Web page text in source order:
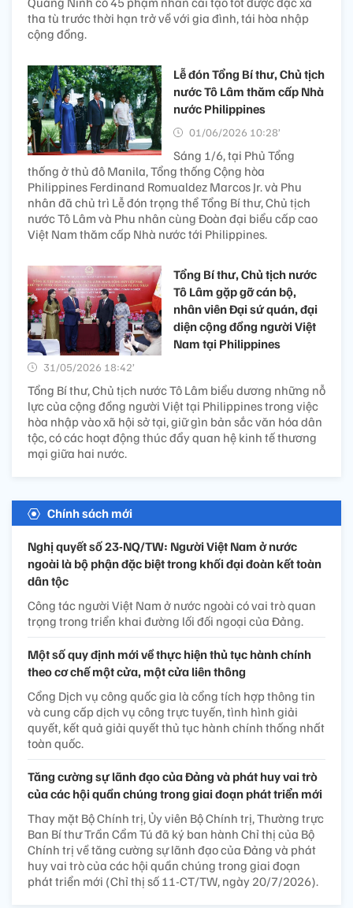
tha tù trước thời hạn trở về với gia đình, tái hòa nhập
cộng đồng.
Lễ đón Tổng Bí thư, Chủ tịch
nước Tô Lâm thăm cấp Nhà
nước Philippines
01/06/2026 10:28’
Sáng 1/6, tại Phủ Tổng
thống ở thủ đô Manila, Tổng thống Cộng hòa
Philippines Ferdinand Romualdez Marcos Jr. và Phu
nhân đã chủ trì Lễ đón trọng thể Tổng Bí thư, Chủ tịch
nước Tô Lâm và Phu nhân cùng Đoàn đại biểu cấp cao
Việt Nam thăm cấp Nhà nước tới Philippines.
Tổng Bí thư, Chủ tịch nước
Tô Lâm gặp gỡ cán bộ,
nhân viên Đại sứ quán, đại
diện cộng đồng người Việt
Nam tại Philippines
31/05/2026 18:42’
Tổng Bí thư, Chủ tịch nước Tô Lâm biểu dương những nỗ
lực của cộng đồng người Việt tại Philippines trong việc
hòa nhập vào xã hội sở tại, giữ gìn bản sắc văn hóa dân
tộc, có các hoạt động thúc đẩy quan hệ kinh tế thương
mại giữa hai nước.
Chính sách mới
Nghị quyết số 23-NQ/TW: Người Việt Nam ở nước
ngoài là bộ phận đặc biệt trong khối đại đoàn kết toàn
dân tộc
Công tác người Việt Nam ở nước ngoài có vai trò quan
trọng trong triển khai đường lối đối ngoại của Đảng.
Một số quy định mới về thực hiện thủ tục hành chính
theo cơ chế một cửa, một cửa liên thông
Cổng Dịch vụ công quốc gia là cổng tích hợp thông tin
và cung cấp dịch vụ công trực tuyến, tình hình giải
quyết, kết quả giải quyết thủ tục hành chính thống nhất
toàn quốc.
Tăng cường sự lãnh đạo của Đảng và phát huy vai trò
của các hội quần chúng trong giai đoạn phát triển mới
Thay mặt Bộ Chính trị, Ủy viên Bộ Chính trị, Thường trực
Ban Bí thư Trần Cẩm Tú đã ký ban hành Chỉ thị của Bộ
Chính trị về tăng cường sự lãnh đạo của Đảng và phát
huy vai trò của các hội quần chúng trong giai đoạn
phát triển mới (Chỉ thị số 11-CT/TW, ngày 20/7/2026).